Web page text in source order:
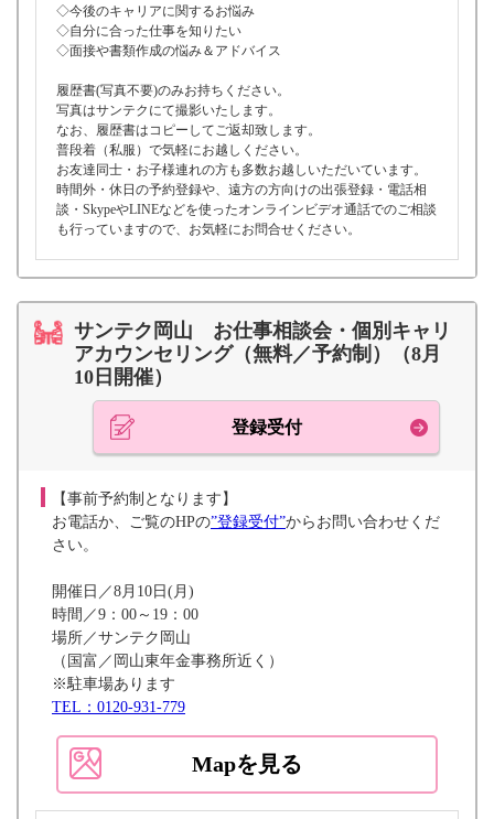
◇今後のキャリアに関するお悩み
◇自分に合った仕事を知りたい
◇面接や書類作成の悩み＆アドバイス
履歴書(写真不要)のみお持ちください。
写真はサンテクにて撮影いたします。
なお、履歴書はコピーしてご返却致します。
普段着（私服）で気軽にお越しください。
お友達同士・お子様連れの方も多数お越しいただいています。
時間外・休日の予約登録や、遠方の方向けの出張登録・電話相
談・SkypeやLINEなどを使ったオンラインビデオ通話でのご相談
も行っていますので、お気軽にお問合せください。
サンテク岡山 お仕事相談会・個別キャリ
アカウンセリング（無料／予約制）（8月
10日開催）
登録受付
【事前予約制となります】
お電話か、ご覧のHPの”登録受付”からお問い合わせくだ
さい。
開催日／8月10日(月)
時間／9：00～19：00
場所／サンテク岡山
（国富／岡山東年金事務所近く）
※駐車場あります
TEL：0120-931-779
Mapを見る